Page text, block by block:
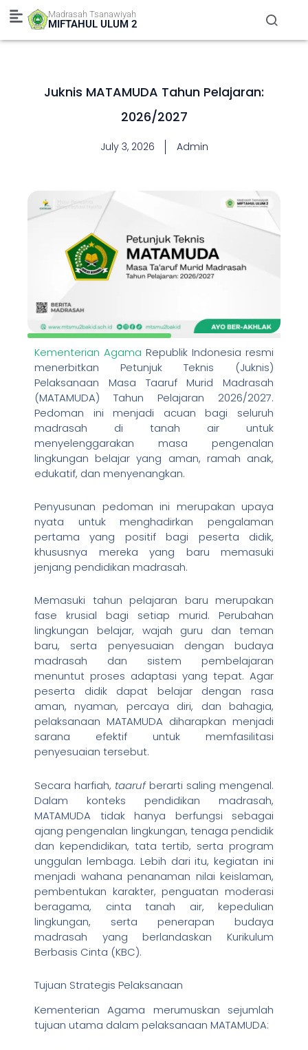
Skip
content
Madrasah Tsanawiyah
MIFTAHUL ULUM 2
Juknis MATAMUDA Tahun Pelajaran:
2026/2027
July 3, 2026 Admin
Kementerian Agama Republik Indonesia resmi
menerbitkan Petunjuk Teknis (Juknis)
Pelaksanaan Masa Taaruf Murid Madrasah
(MATAMUDA) Tahun Pelajaran 2026/2027.
Pedoman ini menjadi acuan bagi seluruh
madrasah di tanah air untuk
menyelenggarakan masa pengenalan
lingkungan belajar yang aman, ramah anak,
edukatif, dan menyenangkan.
Penyusunan pedoman ini merupakan upaya
nyata untuk menghadirkan pengalaman
pertama yang positif bagi peserta didik,
khususnya mereka yang baru memasuki
jenjang pendidikan madrasah.
Memasuki tahun pelajaran baru merupakan
fase krusial bagi setiap murid. Perubahan
lingkungan belajar, wajah guru dan teman
baru, serta penyesuaian dengan budaya
madrasah dan sistem pembelajaran
menuntut proses adaptasi yang tepat. Agar
peserta didik dapat belajar dengan rasa
aman, nyaman, percaya diri, dan bahagia,
pelaksanaan MATAMUDA diharapkan menjadi
sarana efektif untuk memfasilitasi
penyesuaian tersebut.
Secara harfiah, taarufberarti saling mengenal.
Dalam konteks pendidikan madrasah,
MATAMUDA tidak hanya berfungsi sebagai
ajang pengenalan lingkungan, tenaga pendidik
dan kependidikan, tata tertib, serta program
unggulan lembaga. Lebih dari itu, kegiatan ini
menjadi wahana penanaman nilai keislaman,
pembentukan karakter, penguatan moderasi
beragama, cinta tanah air, kepedulian
lingkungan, serta penerapan budaya
madrasah yang berlandaskan Kurikulum
Berbasis Cinta (KBC).
Tujuan Strategis Pelaksanaan
Kementerian Agama merumuskan sejumlah
tujuan utama dalam pelaksanaan MATAMUDA: